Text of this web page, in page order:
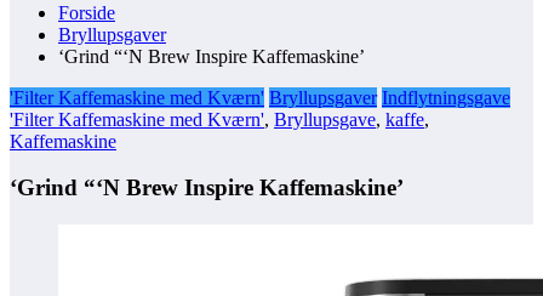
Forside
Bryllupsgaver
‘Grind “‘N Brew Inspire Kaffemaskine’
'Filter Kaffemaskine med Kværn' Bryllupsgaver Indflytningsgave
'Filter Kaffemaskine med Kværn', Bryllupsgave, kaffe,
Kaffemaskine
‘Grind “‘N Brew Inspire Kaffemaskine’